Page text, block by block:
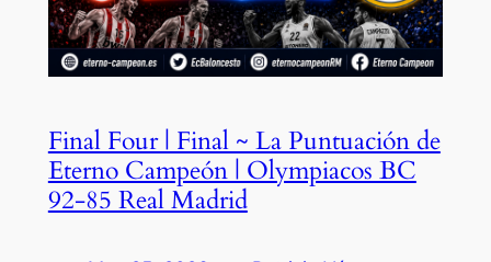
Final Four | Final ~ La Puntuación de
Eterno Campeón | Olympiacos BC
92-85 Real Madrid